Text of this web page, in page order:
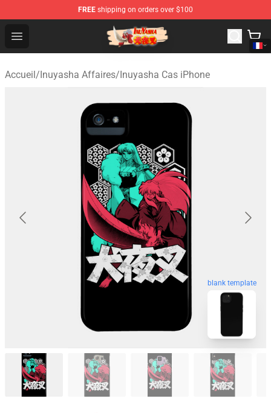
FREE shipping on orders over $100
Open menu
Inuyasha Store - Official Inuyasha Merchandise Shop
Accueil/Inuyasha Affaires/Inuyasha Cas iPhone
blank template